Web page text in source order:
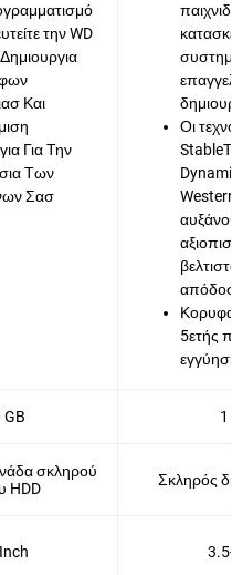
την WD
Και
Για Την
Των
Σασ
Οι
5ετής
GB 1
σκληρού
HDD
Σκληρός